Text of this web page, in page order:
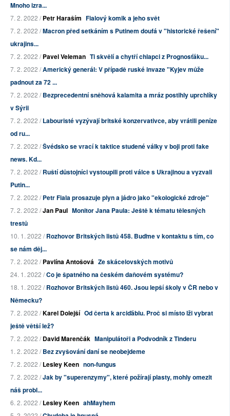
Mnoho izra...
7. 2. 2022 /Petr Haraším Fialový komik a jeho svět
7. 2. 2022 /Macron před setkáním s Putinem doufá v "historické řešení"
ukrajins...
7. 2. 2022 /Pavel Veleman Ti skvělí a chytří chlapci z Prognosťáku...
7. 2. 2022 /Americký generál: V případě ruské invaze "Kyjev může
padnout za 72 ...
7. 2. 2022 /Bezprecedentní sněhová kalamita a mráz postihly uprchlíky
v Sýrii
7. 2. 2022 /Labouristé vyzývají britské konzervativce, aby vrátili peníze
od ru...
7. 2. 2022 /Švédsko se vrací k taktice studené války v boji proti fake
news. Kd...
7. 2. 2022 /Ruští důstojníci vystoupili proti válce s Ukrajinou a vyzvali
Putin...
7. 2. 2022 /Petr Fiala prosazuje plyn a jádro jako "ekologické zdroje"
7. 2. 2022 /Jan Paul Monitor Jana Paula: Ještě k tématu tělesných
trestů
10. 1. 2022 /Rozhovor Britských listů 458. Buďme v kontaktu s tím, co
se nám děj...
7. 2. 2022 /Pavlína Antošová Ze skácelovských motivů
24. 1. 2022 /Co je špatného na českém daňovém systému?
18. 1. 2022 /Rozhovor Britských listů 460. Jsou lepší školy v ČR nebo v
Německu?
7. 2. 2022 /Karel Dolejší Od čerta k arciďáblu. Proč si místo lži vybrat
ještě větší lež?
7. 2. 2022 /David Marenčák Manipulátoři a Podvodník z Tinderu
1. 2. 2022 /Bez zvyšování daní se neobejdeme
7. 2. 2022 /Lesley Keen non-fungus
7. 2. 2022 /Jak by "superenzymy", které požírají plasty, mohly omezit
náš probl...
6. 2. 2022 /Lesley Keen ahMayhem